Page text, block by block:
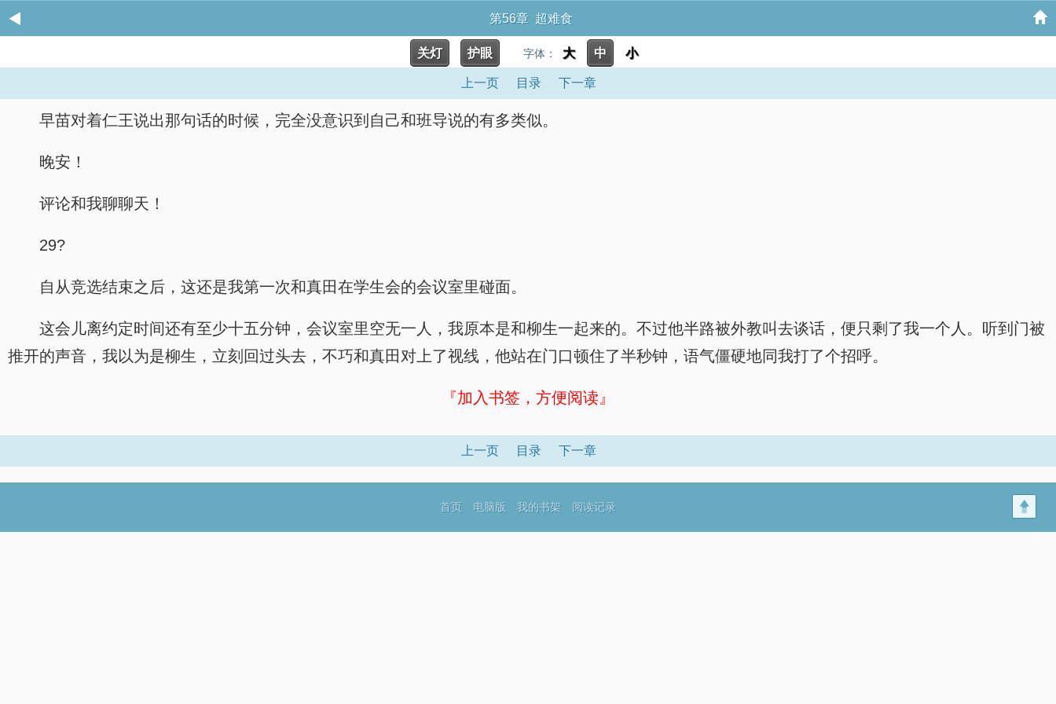
第56章 超难食
关灯 护眼 字体： 大 中 小
上一页 目录 下一章
早苗对着仁王说出那句话的时候，完全没意识到自己和班导说的有多类似。
晚安！
评论和我聊聊天！
29?
自从竞选结束之后，这还是我第一次和真田在学生会的会议室里碰面。
这会儿离约定时间还有至少十五分钟，会议室里空无一人，我原本是和柳生一起来的。不过他半路被外教叫去谈话，便只剩了我一个人。听到门被
推开的声音，我以为是柳生，立刻回过头去，不巧和真田对上了视线，他站在门口顿住了半秒钟，语气僵硬地同我打了个招呼。
『加入书签，方便阅读』
上一页 目录 下一章
首页 电脑版 我的书架 阅读记录